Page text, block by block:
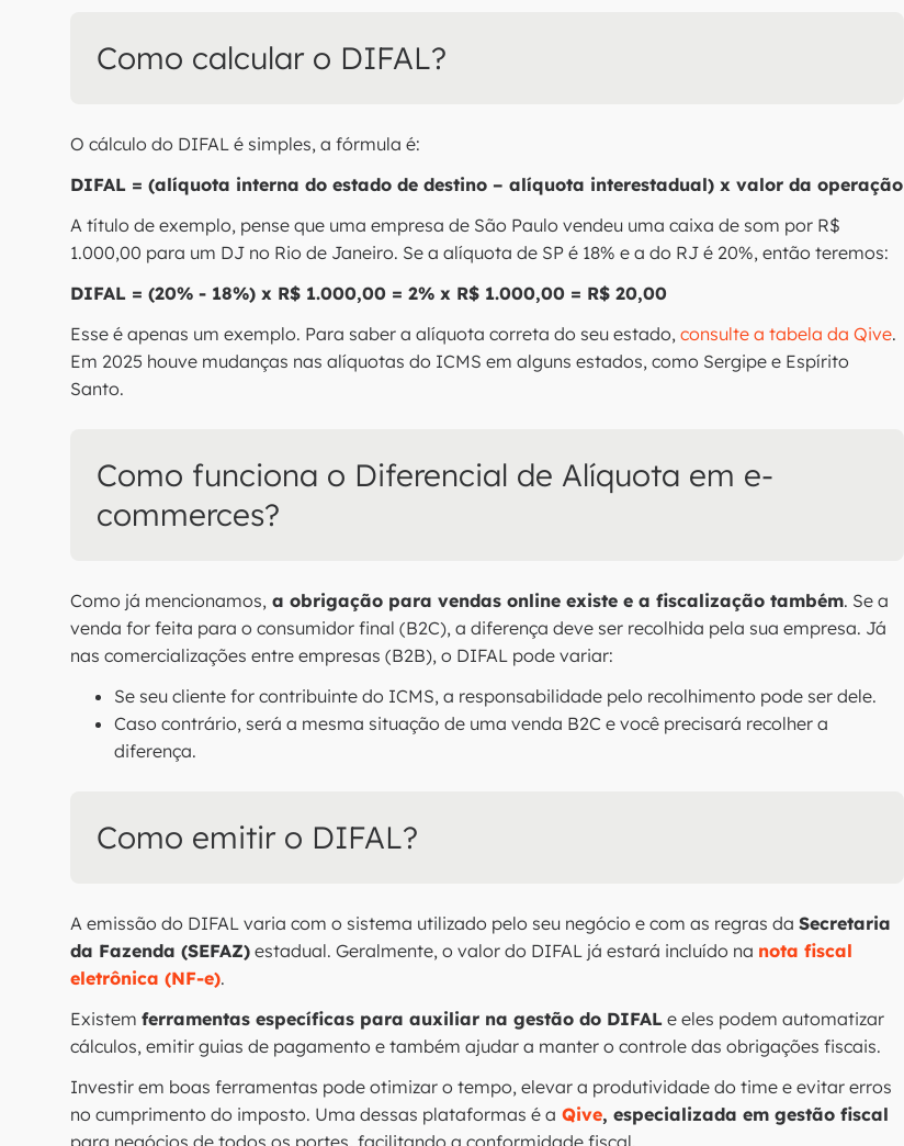
Como calcular o DIFAL?
O cálculo do DIFAL é simples, a fórmula é:
DIFAL = (alíquota interna do estado de destino – alíquota interestadual) x valor da operação
A título de exemplo, pense que uma empresa de São Paulo vendeu uma caixa de som por R$
1.000,00 para um DJ no Rio de Janeiro. Se a alíquota de SP é 18% e a do RJ é 20%, então teremos:
DIFAL = (20% - 18%) x R$ 1.000,00 = 2% x R$ 1.000,00 = R$ 20,00
Esse é apenas um exemplo. Para saber a alíquota correta do seu estado, consulte a tabela da Qive.
Em 2025 houve mudanças nas alíquotas do ICMS em alguns estados, como Sergipe e Espírito
Santo.
Como funciona o Diferencial de Alíquota em e-
commerces?
Como já mencionamos, a obrigação para vendas online existe e a fiscalização também. Se a
venda for feita para o consumidor final (B2C), a diferença deve ser recolhida pela sua empresa. Já
nas comercializações entre empresas (B2B), o DIFAL pode variar:
Se seu cliente for contribuinte do ICMS, a responsabilidade pelo recolhimento pode ser dele.
Caso contrário, será a mesma situação de uma venda B2C e você precisará recolher a
diferença.
Como emitir o DIFAL?
A emissão do DIFAL varia com o sistema utilizado pelo seu negócio e com as regras da Secretaria
da Fazenda (SEFAZ) estadual. Geralmente, o valor do DIFAL já estará incluído na nota fiscal
eletrônica (NF-e).
Existem ferramentas específicas para auxiliar na gestão do DIFAL e eles podem automatizar
cálculos, emitir guias de pagamento e também ajudar a manter o controle das obrigações fiscais.
Investir em boas ferramentas pode otimizar o tempo, elevar a produtividade do time e evitar erros
no cumprimento do imposto. Uma dessas plataformas é a Qive, especializada em gestão fiscal
para negócios de todos os portes, facilitando a conformidade fiscal.